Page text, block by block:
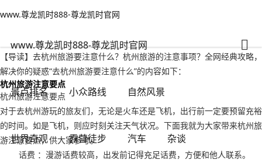
www.尊龙凯时888-尊龙凯时官网
www.尊龙凯时888-尊龙凯时官网
景点排名 小众路线 自然风景
世界奇观 露营徒步 汽车 杂谈
www.尊龙凯时888-尊龙凯时官网
去杭州旅游要注意什么？杭州旅游的注意事项-www.尊龙凯时888
【导读】去杭州旅游要注意什么？杭州旅游的注意事项？全网经典攻略，
解决你的疑惑“去杭州旅游要注意什么”的内容如下：
杭州旅游注意要点
杭州旅游注意要点
对于去杭州游玩的旅友们，无论是火车还是飞机，出行前一定要预留充裕
的时间。如是飞机，则应时刻关注天气状况。下面我就为大家带来杭州旅
游注意要点，供大家参考。
话费 ：漫游话费较高，出发前记得充足话费，方便和他人联系。